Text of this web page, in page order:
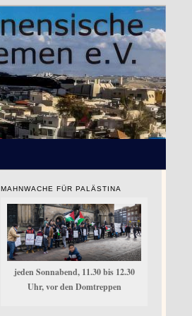
MAHNWACHE FÜR PALÄSTINA
jeden Sonnabend, 11.30 bis 12.30
Uhr, vor den Domtreppen